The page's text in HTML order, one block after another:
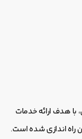
با هدف ارائه خدمات
راه اندازی شده است.